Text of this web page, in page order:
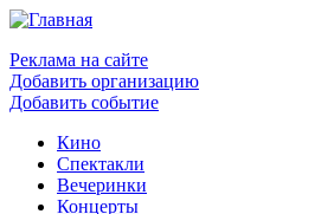
Реклама на сайте
Добавить организацию
Добавить событие
Кино
Спектакли
Вечеринки
Концерты